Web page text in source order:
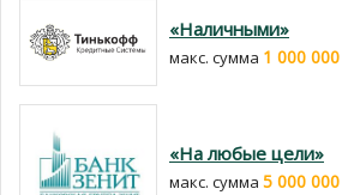
«Наличными»
макс. сумма 1 000 000
«На любые цели»
макс. сумма 5 000 000